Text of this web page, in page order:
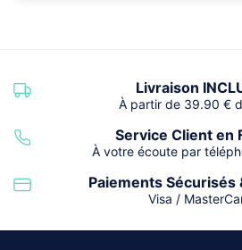
Livraison
À partir de 39.90 €
Service Client en
À votre écoute par
Paiements Sécurisés
Visa /